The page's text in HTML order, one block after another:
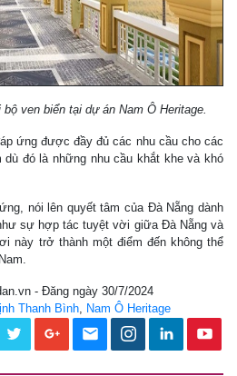
ven biển tại dự án Nam Ô Heritage.
ứng được đầy đủ các nhu cầu cho các
dù đó là những nhu cầu khắt khe và khó
nói lên quyết tâm của Đà Nẵng dành
sự hợp tác tuyệt vời giữa Đà Nẵng và
này trở thành một điểm đến không thể
- Đăng ngày 30/7/2024
Thanh Bình Nam Ô Heritage